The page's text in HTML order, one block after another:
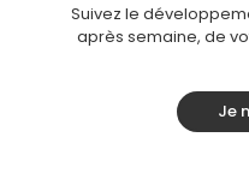
Suivez le
après semaine, de
Je